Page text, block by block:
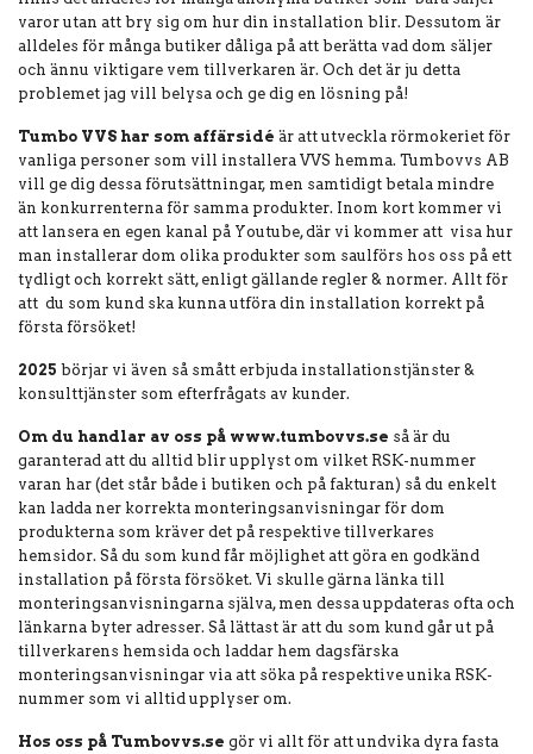
varor utan att bry sig om hur din installation blir. Dessutom är
alldeles för många butiker dåliga på att berätta vad dom säljer
och ännu viktigare vem tillverkaren är. Och det är ju detta
problemet jag vill belysa och ge dig en lösning på!
Tumbo VVS har som affärsidé är att utveckla rörmokeriet för
vanliga personer som vill installera VVS hemma. Tumbovvs AB
vill ge dig dessa förutsättningar, men samtidigt betala mindre
än konkurrenterna för samma produkter. Inom kort kommer vi
att lansera en egen kanal på Youtube, där vi kommer att visa hur
man installerar dom olika produkter som saulförs hos oss på ett
tydligt och korrekt sätt, enligt gällande regler & normer. Allt för
att du som kund ska kunna utföra din installation korrekt på
första försöket!
2025 börjar vi även så smått erbjuda installationstjänster &
konsulttjänster som efterfrågats av kunder.
Om du handlar av oss på www.tumbovvs.se så är du
garanterad att du alltid blir upplyst om vilket RSK-nummer
varan har (det står både i butiken och på fakturan) så du enkelt
kan ladda ner korrekta monteringsanvisningar för dom
produkterna som kräver det på respektive tillverkares
hemsidor. Så du som kund får möjlighet att göra en godkänd
installation på första försöket. Vi skulle gärna länka till
monteringsanvisningarna själva, men dessa uppdateras ofta och
länkarna byter adresser. Så lättast är att du som kund går ut på
tillverkarens hemsida och laddar hem dagsfärska
monteringsanvisningar via att söka på respektive unika RSK-
nummer som vi alltid upplyser om.
Hos oss på Tumbovvs.se gör vi allt för att undvika dyra fasta